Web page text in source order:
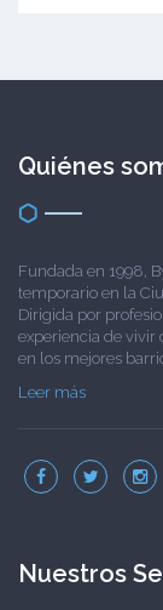
Quiénes
Fundada en 1998,
temporario en la
Dirigida por
experiencia de vivir
en los mejores
Leer más
Nuestros